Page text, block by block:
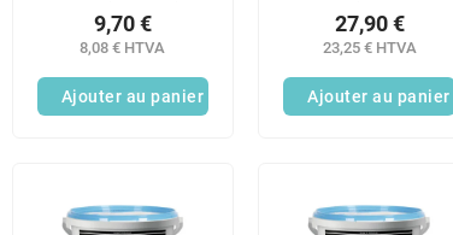
8 h. 50 pièces par
sachet.
8,08 € HTVA
9,70 €
Ajouter au panier
kg
23,25 € HTVA
27,90 €
Ajouter au panier